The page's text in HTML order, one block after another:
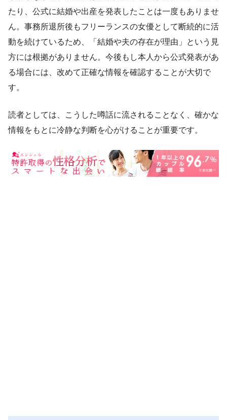
たり、公式に結婚や出産を発表したことは一度もありませ
ん。事務所退所後もフリーランスの女優として断続的に活
動を続けているため、「結婚や夫の存在が理由」という見
方には根拠がありません。今後もし本人から公式発表があ
る場合には、改めて正確な情報を確認することが大切で
す。
読者としては、こうした噂話に流されることなく、確かな
情報をもとに冷静な判断を心がけることが重要です。